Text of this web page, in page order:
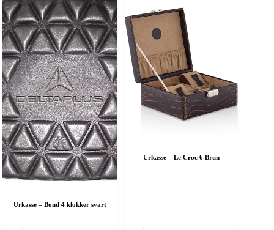
Urkasse – Bond 4 klokker svart
Urkasse – Le Croc 6 Brun